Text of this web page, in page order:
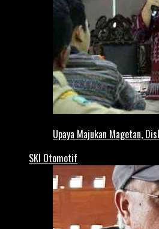
Upaya Majukan Magetan,
SKI Otomotif